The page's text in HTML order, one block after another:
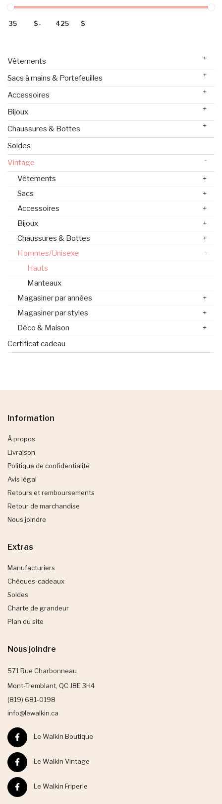
$- $
Vêtements +
Sacs à mains & Portefeuilles +
Accessoires +
Bijoux +
Chaussures & Bottes +
Soldes
Vintage
-
Vêtements
+
Sacs
+
Accessoires
+
Bijoux
+
Chaussures & Bottes
+
Hommes/Unisexe
-
Hauts
Manteaux
Magasiner par années
+
Magasiner par styles
+
Déco & Maison
+
Certificat cadeau
Information
À propos
Livraison
Politique de confidentialité
Avis légal
Retours et remboursements
Retour de marchandise
Nous joindre
Extras
Manufacturiers
Chèques-cadeaux
Soldes
Charte de grandeur
Plan du site
Nous joindre
571 Rue Charbonneau
Mont-Tremblant, QC J8E 3H4
(819) 681-0198
info@lewalkin.ca
Le Walkin Boutique
Le Walkin Vintage
Le Walkin Friperie